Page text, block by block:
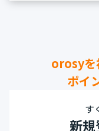
orosyを
ポイ
す
新